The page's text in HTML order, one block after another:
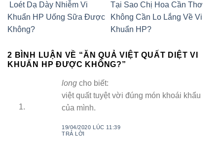
Loét Dạ Dày Nhiễm Vi
Khuẩn HP Uống Sữa Được
Không?
Tại Sao Chị Hoa Cần Thơ
Không Cần Lo Lắng Về Vi
Khuẩn HP?
2 BÌNH LUẬN VỀ “ĂN QUẢ VIỆT QUẤT DIỆT VI
KHUẨN HP ĐƯỢC KHÔNG?”
long cho biết:
việt quất tuyệt vời đúng món khoái khẩu
của mình.
19/04/2020 LÚC 11:39
TRẢ LỜI